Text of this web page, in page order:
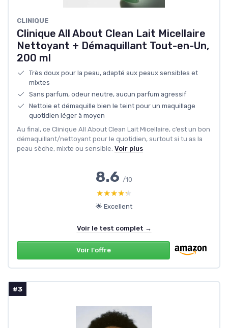
CLINIQUE
Clinique All About Clean Lait Micellaire
Nettoyant + Démaquillant Tout-en-Un,
200 ml
Très doux pour la peau, adapté aux peaux sensibles et
mixtes
Sans parfum, odeur neutre, aucun parfum agressif
Nettoie et démaquille bien le teint pour un maquillage
quotidien léger à moyen
Au final, ce Clinique All About Clean Lait Micellaire, c’est un bon
démaquillant/nettoyant pour le quotidien, surtout si tu as la
peau sèche, mixte ou sensible. Voir plus
8.6 /10
★★★★★
★★★★★
🌟 Excellent
Voir le test complet →
Voir l'offre
#3